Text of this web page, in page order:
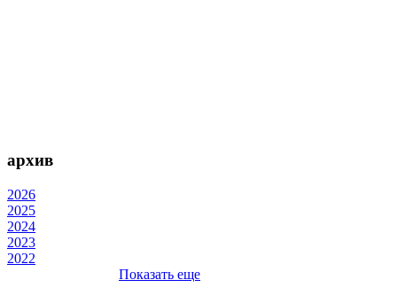
архив
2026
2025
2024
2023
2022
Показать еще